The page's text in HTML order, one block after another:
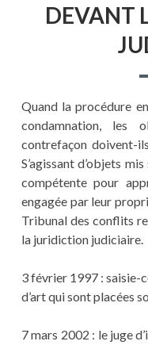
DEVANT
Quand la procédure
condamnation, les
contrefaçon doivent-
S’agissant d’objets
compétente pour
engagée par leur
Tribunal des conflits
la juridiction judiciaire.
3 février 1997 :
d’art qui sont placées
7 mars 2002 : le juge